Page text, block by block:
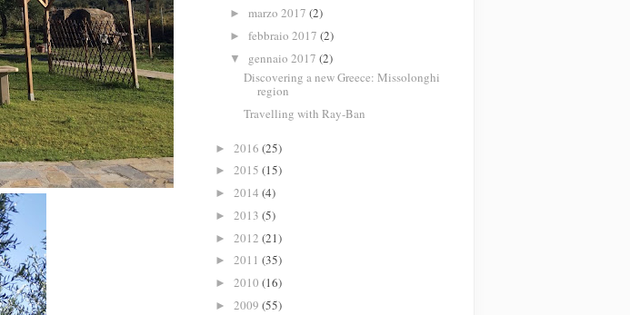
► marzo 2017 (2)
► febbraio 2017 (2)
▼ gennaio 2017 (2)
Discovering a new Greece: Missolonghi
region
Travelling with Ray-Ban
► 2016 (25)
► 2015 (15)
► 2014 (4)
► 2013 (5)
► 2012 (21)
► 2011 (35)
► 2010 (16)
► 2009 (55)